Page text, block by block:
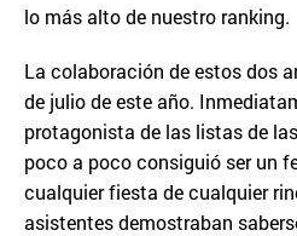
lo más alto de nuestro ranking.
La colaboración de estos dos
de julio de este año.
protagonista de las listas de
poco a poco consiguió ser un
cualquier fiesta de cualquier
asistentes demostraban